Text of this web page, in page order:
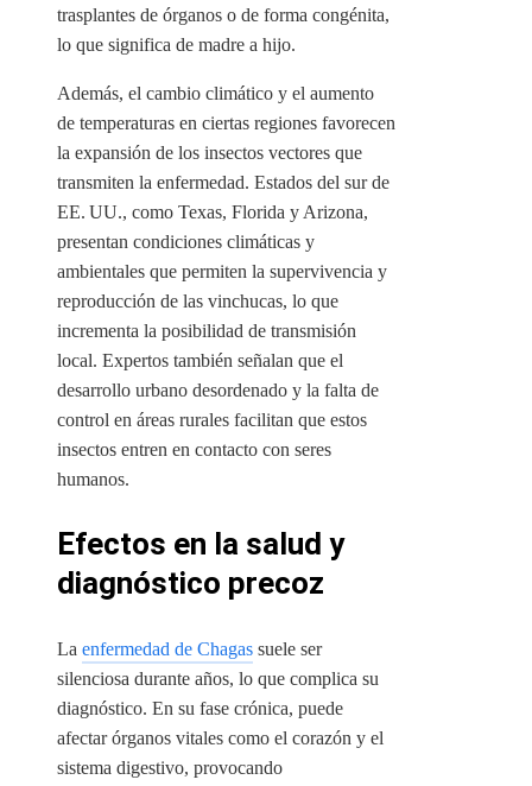
trasplantes de órganos o de forma congénita,
lo que significa de madre a hijo.
Además, el cambio climático y el aumento
de temperaturas en ciertas regiones favorecen
la expansión de los insectos vectores que
transmiten la enfermedad. Estados del sur de
EE. UU., como Texas, Florida y Arizona,
presentan condiciones climáticas y
ambientales que permiten la supervivencia y
reproducción de las vinchucas, lo que
incrementa la posibilidad de transmisión
local. Expertos también señalan que el
desarrollo urbano desordenado y la falta de
control en áreas rurales facilitan que estos
insectos entren en contacto con seres
humanos.
Efectos en la salud y
diagnóstico precoz
La enfermedad de Chagas suele ser
silenciosa durante años, lo que complica su
diagnóstico. En su fase crónica, puede
afectar órganos vitales como el corazón y el
sistema digestivo, provocando